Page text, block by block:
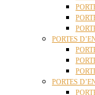
PORTES
PORTES